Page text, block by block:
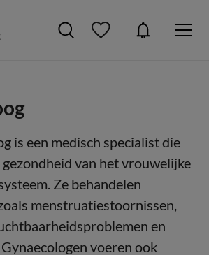
is een medisch specialist die
van het vrouwelijke
Ze behandelen
menstruatiestoornissen,
en
voeren ook